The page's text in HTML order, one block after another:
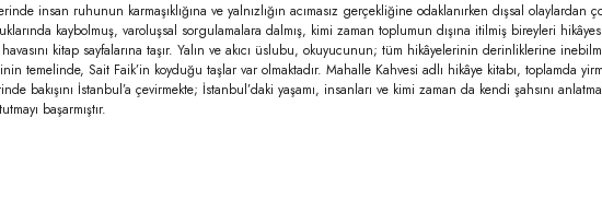
insan ruhunun karmaşıklığına ve yalnızlığın acımasız gerçekliğine odaklanırken dışsal olaylardan
kaybolmuş, varoluşsal sorgulamalara dalmış, kimi zaman toplumun dışına itilmiş bireyleri
kitap sayfalarına taşır. Yalın ve akıcı üslubu, okuyucunun; tüm hikâyelerinin derinliklerine
temelinde, Sait Faik’in koyduğu taşlar var olmaktadır. Mahalle Kahvesi adlı hikâye kitabı, toplamda
bakışını İstanbul’a çevirmekte; İstanbul’daki yaşamı, insanları ve kimi zaman da kendi şahsını
başarmıştır.